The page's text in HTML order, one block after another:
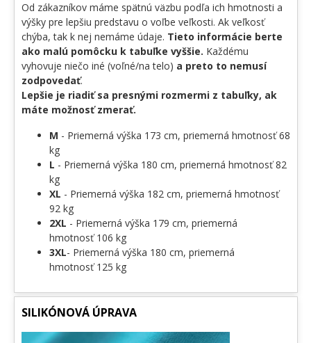
Od zákazníkov máme spätnú väzbu podľa ich hmotnosti a
výšky pre lepšiu predstavu o voľbe veľkosti. Ak veľkosť
chýba, tak k nej nemáme údaje. Tieto informácie berte
ako malú pomôcku k tabuľke vyššie. Každému
vyhovuje niečo iné (voľné/na telo) a preto to nemusí
zodpovedať.
Lepšie je riadiť sa presnými rozmermi z tabuľky, ak
máte možnosť zmerať.
M - Priemerná výška 173 cm, priemerná hmotnosť 68
kg
L - Priemerná výška 180 cm, priemerná hmotnosť 82
kg
XL - Priemerná výška 182 cm, priemerná hmotnosť
92 kg
2XL - Priemerná výška 179 cm, priemerná
hmotnosť 106 kg
3XL- Priemerná výška 180 cm, priemerná
hmotnosť 125 kg
SILIKÓNOVÁ ÚPRAVA